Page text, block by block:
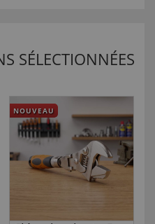
SÉLECTIONNÉES
NOUVEAU